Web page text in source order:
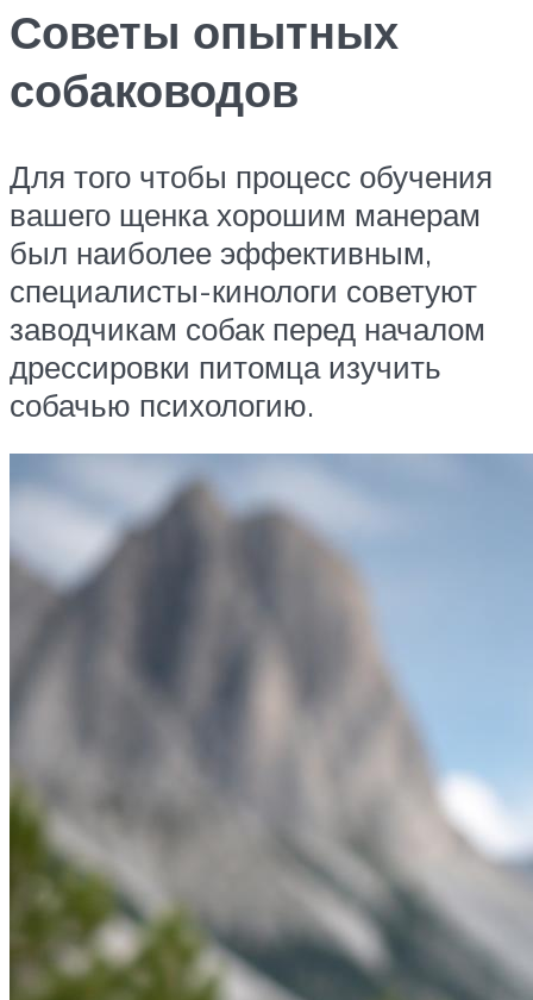
Советы опытных
собаководов
Для того чтобы процесс обучения
вашего щенка хорошим манерам
был наиболее эффективным,
специалисты-кинологи советуют
заводчикам собак перед началом
дрессировки питомца изучить
собачью психологию.